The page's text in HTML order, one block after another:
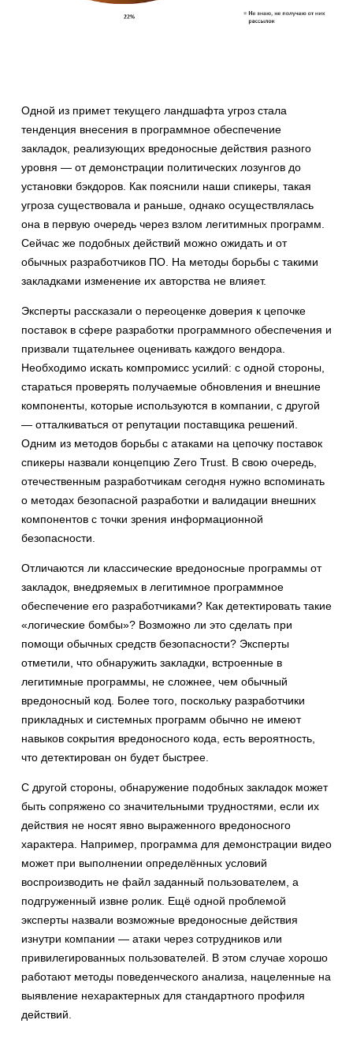
Одной из примет текущего ландшафта угроз стала
тенденция внесения в программное обеспечение
закладок, реализующих вредоносные действия разного
уровня — от демонстрации политических лозунгов до
установки бэкдоров. Как пояснили наши спикеры, такая
угроза существовала и раньше, однако осуществлялась
она в первую очередь через взлом легитимных программ.
Сейчас же подобных действий можно ожидать и от
обычных разработчиков ПО. На методы борьбы с такими
закладками изменение их авторства не влияет.
Эксперты рассказали о переоценке доверия к цепочке
поставок в сфере разработки программного обеспечения и
призвали тщательнее оценивать каждого вендора.
Необходимо искать компромисс усилий: с одной стороны,
стараться проверять получаемые обновления и внешние
компоненты, которые используются в компании, с другой
— отталкиваться от репутации поставщика решений.
Одним из методов борьбы с атаками на цепочку поставок
спикеры назвали концепцию Zero Trust. В свою очередь,
отечественным разработчикам сегодня нужно вспоминать
о методах безопасной разработки и валидации внешних
компонентов с точки зрения информационной
безопасности.
Отличаются ли классические вредоносные программы от
закладок, внедряемых в легитимное программное
обеспечение его разработчиками? Как детектировать такие
«логические бомбы»? Возможно ли это сделать при
помощи обычных средств безопасности? Эксперты
отметили, что обнаружить закладки, встроенные в
легитимные программы, не сложнее, чем обычный
вредоносный код. Более того, поскольку разработчики
прикладных и системных программ обычно не имеют
навыков сокрытия вредоносного кода, есть вероятность,
что детектирован он будет быстрее.
С другой стороны, обнаружение подобных закладок может
быть сопряжено со значительными трудностями, если их
действия не носят явно выраженного вредоносного
характера. Например, программа для демонстрации видео
может при выполнении определённых условий
воспроизводить не файл заданный пользователем, а
подгруженный извне ролик. Ещё одной проблемой
эксперты назвали возможные вредоносные действия
изнутри компании — атаки через сотрудников или
привилегированных пользователей. В этом случае хорошо
работают методы поведенческого анализа, нацеленные на
выявление нехарактерных для стандартного профиля
действий.